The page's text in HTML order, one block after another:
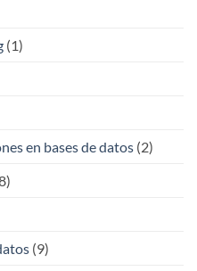
(1)
en bases de datos (2)
(9)